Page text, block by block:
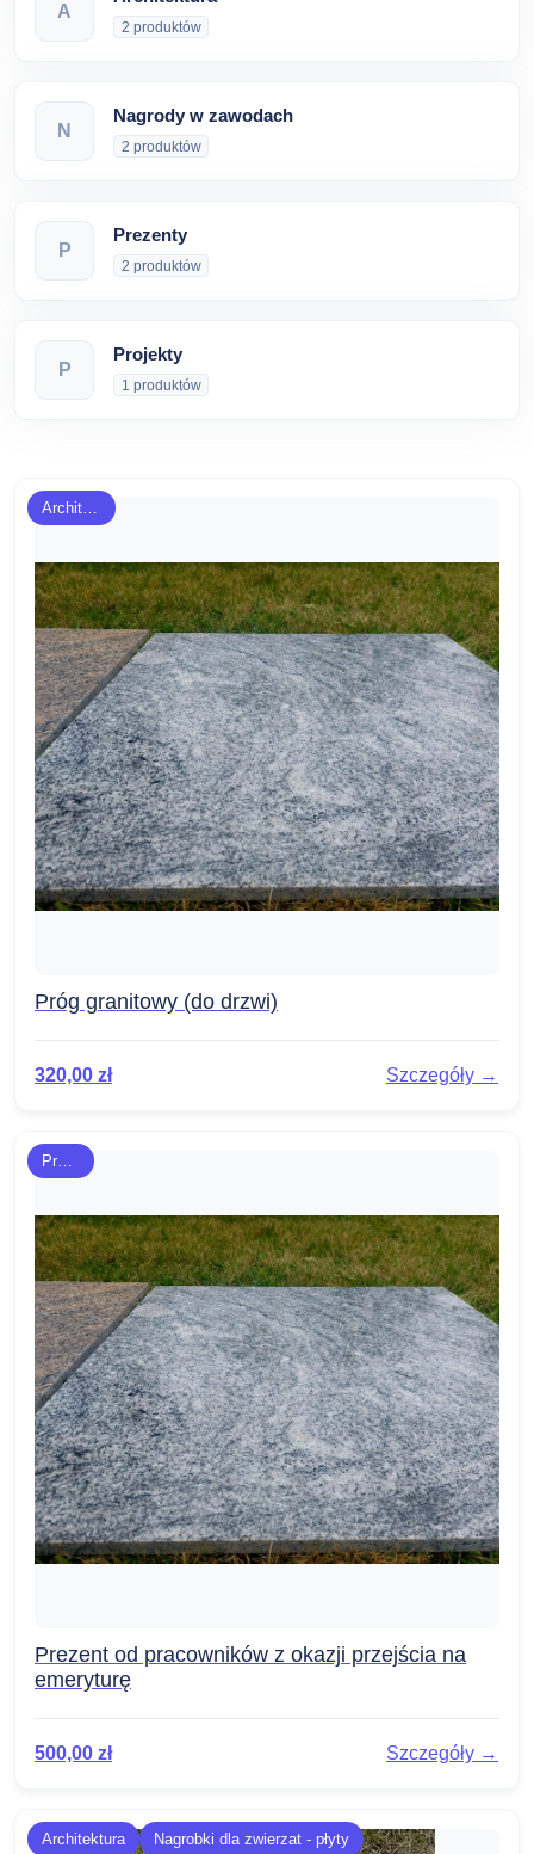
A
2 produktów
N
Nagrody w zawodach
2 produktów
P
Prezenty
2 produktów
P
Projekty
1 produktów
Architektura
Próg granitowy (do drzwi)
320,00 zł Szczegóły →
Prezenty
Prezent od pracowników z okazji przejścia na
emeryturę
500,00 zł Szczegóły →
Architektura
Nagrobki dla zwierzat - płyty